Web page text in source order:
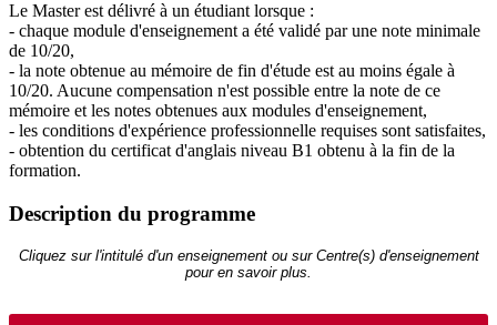
Le Master est délivré à un étudiant lorsque :
- chaque module d'enseignement a été validé par une note minimale
de 10/20,
- la note obtenue au mémoire de fin d'étude est au moins égale à
10/20. Aucune compensation n'est possible entre la note de ce
mémoire et les notes obtenues aux modules d'enseignement,
- les conditions d'expérience professionnelle requises sont satisfaites,
- obtention du certificat d'anglais niveau B1 obtenu à la fin de la
formation.
Description du programme
Cliquez sur l'intitulé d'un enseignement ou sur Centre(s) d'enseignement
pour en savoir plus.